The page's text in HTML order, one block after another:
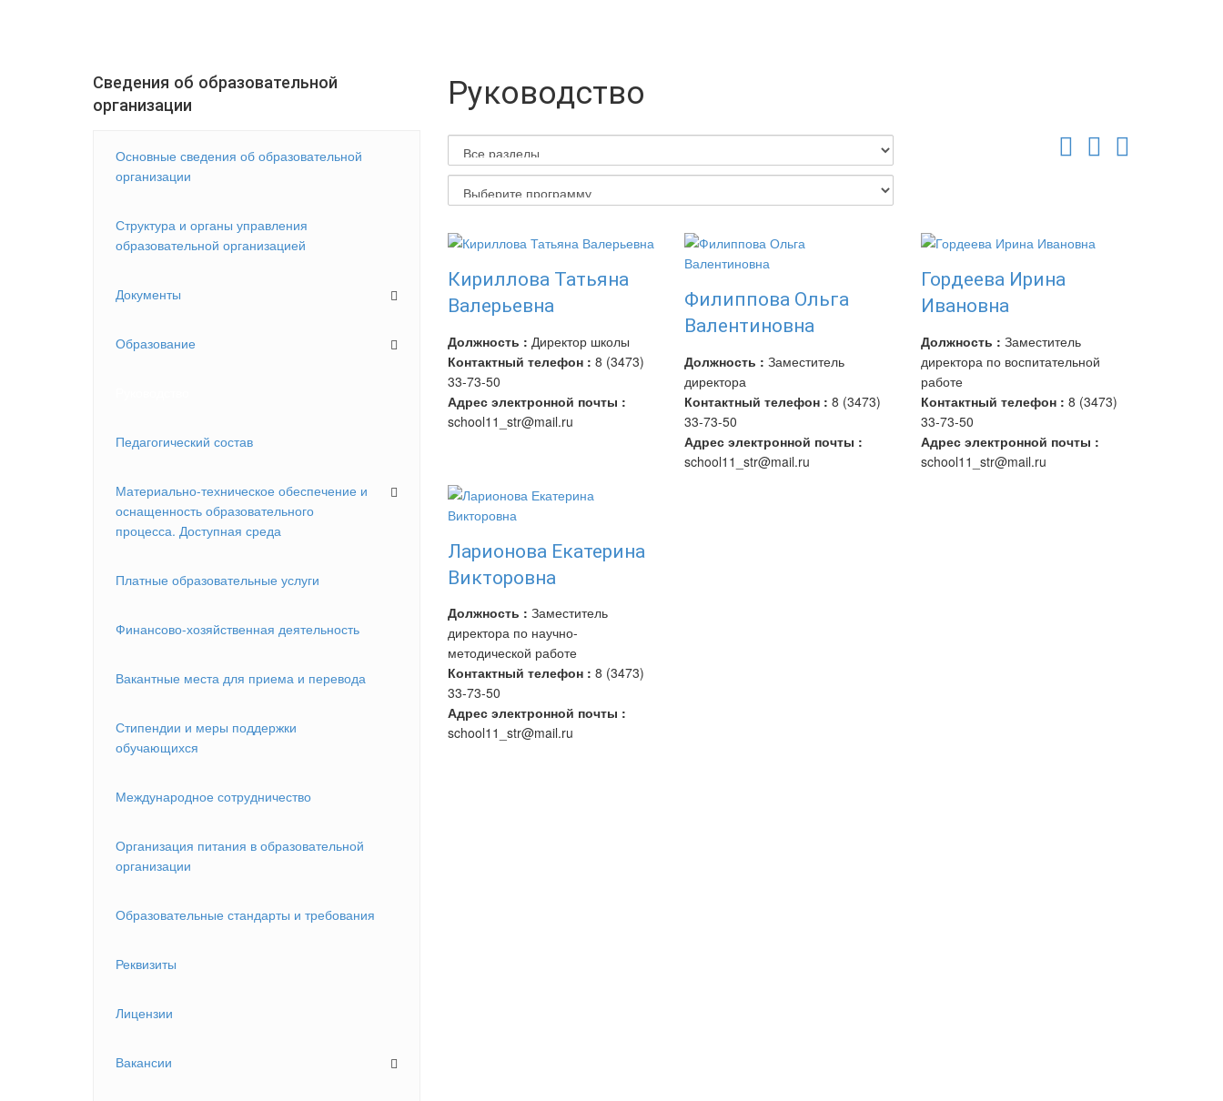
Сведения об образовательной
организации
Основные сведения об образовательной
организации
Структура и органы управления
образовательной организацией
Документы
Образование
Педагогический состав
Материально-техническое обеспечение и
оснащенность образовательного
процесса. Доступная среда
Платные образовательные услуги
Финансово-хозяйственная деятельность
Вакантные места для приема и перевода
Стипендии и меры поддержки
обучающихся
Международное сотрудничество
Организация питания в образовательной
организации
Образовательные стандарты и требования
Реквизиты
Лицензии
Вакансии
Руководство
Кириллова Татьяна
Валерьевна
Должность : Директор школы
Контактный телефон : 8 (3473)
33-73-50
Адрес электронной почты :
school11_str@mail.ru
Филиппова Ольга
Валентиновна
Должность : Заместитель
директора
Контактный телефон : 8 (3473)
33-73-50
Адрес электронной почты :
school11_str@mail.ru
Гордеева Ирина
Ивановна
Должность : Заместитель
директора по воспитательной
работе
Контактный телефон : 8 (3473)
33-73-50
Адрес электронной почты :
school11_str@mail.ru
Ларионова Екатерина
Викторовна
Должность : Заместитель
директора по научно-
методической работе
Контактный телефон : 8 (3473)
33-73-50
Адрес электронной почты :
school11_str@mail.ru